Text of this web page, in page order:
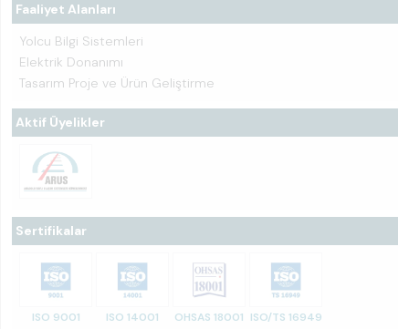
Faaliyet Alanları
Yolcu Bilgi Sistemleri
Elektrik Donanımı
Tasarım Proje ve Ürün Geliştirme
Aktif Üyelikler
Sertifikalar
ISO 9001 ISO 14001 OHSAS 18001 ISO/TS 16949